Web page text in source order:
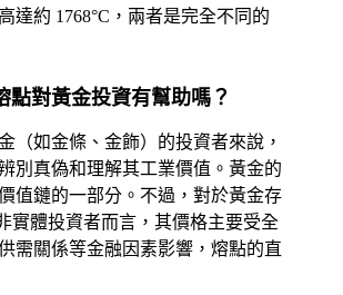
達約 1768°C，兩者是完全不同的
點對黃金投資有幫助嗎？
（如金條、金飾）的投資者來說，
別真偽和理解其工業價值。黃金的
值鏈的一部分。不過，對於黃金存
實體投資者而言，其價格主要受全
需關係等金融因素影響，熔點的直